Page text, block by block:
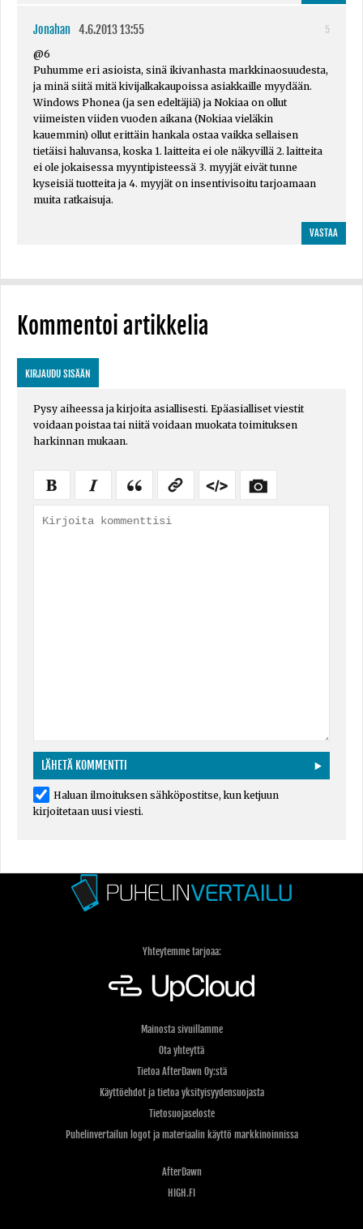
Jonahan 4.6.2013 13:55
5
@6
Puhumme eri asioista, sinä ikivanhasta markkinaosuudesta,
ja minä siitä mitä kivijalkakaupoissa asiakkaille myydään.
Windows Phonea (ja sen edeltäjiä) ja Nokiaa on ollut
viimeisten viiden vuoden aikana (Nokiaa vieläkin
kauemmin) ollut erittäin hankala ostaa vaikka sellaisen
tietäisi haluvansa, koska 1. laitteita ei ole näkyvillä 2. laitteita
ei ole jokaisessa myyntipisteessä 3. myyjät eivät tunne
kyseisiä tuotteita ja 4. myyjät on insentivisoitu tarjoamaan
muita ratkaisuja.
VASTAA
Kommentoi artikkelia
KIRJAUDU SISÄÄN
Pysy aiheessa ja kirjoita asiallisesti. Epäasialliset viestit
voidaan poistaa tai niitä voidaan muokata toimituksen
harkinnan mukaan.
Haluan ilmoituksen sähköpostitse, kun ketjuun
kirjoitetaan uusi viesti.
Yhteytemme tarjoaa:
Mainosta sivuillamme
Ota yhteyttä
Tietoa AfterDawn Oy:stä
Käyttöehdot ja tietoa yksityisyydensuojasta
Tietosuojaseloste
Puhelinvertailun logot ja materiaalin käyttö markkinoinnissa
AfterDawn
HIGH.FI